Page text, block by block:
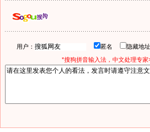
用户： 匿名 隐藏地
*搜狗拼音输入法，中文处理专家